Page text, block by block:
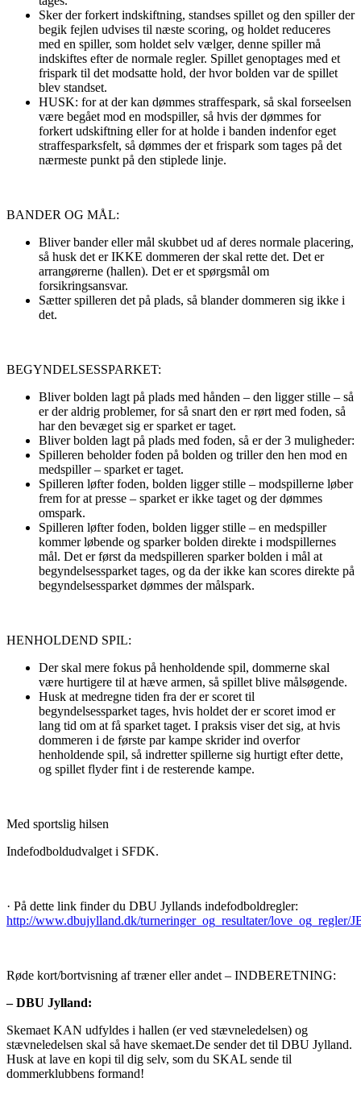
Sker der forkert indskiftning, standses spillet og den spiller der
begik fejlen udvises til næste scoring, og holdet reduceres
med en spiller, som holdet selv vælger, denne spiller må
indskiftes efter de normale regler. Spillet genoptages med et
frispark til det modsatte hold, der hvor bolden var de spillet
blev standset.
HUSK: for at der kan dømmes straffespark, så skal forseelsen
være begået mod en modspiller, så hvis der dømmes for
forkert udskiftning eller for at holde i banden indenfor eget
straffesparksfelt, så dømmes der et frispark som tages på det
nærmeste punkt på den stiplede linje.
BANDER OG MÅL:
Bliver bander eller mål skubbet ud af deres normale placering,
så husk det er IKKE dommeren der skal rette det. Det er
arrangørerne (hallen). Det er et spørgsmål om
forsikringsansvar.
Sætter spilleren det på plads, så blander dommeren sig ikke i
det.
BEGYNDELSESSPARKET:
Bliver bolden lagt på plads med hånden – den ligger stille – så
er der aldrig problemer, for så snart den er rørt med foden, så
har den bevæget sig er sparket er taget.
Bliver bolden lagt på plads med foden, så er der 3 muligheder:
Spilleren beholder foden på bolden og triller den hen mod en
medspiller – sparket er taget.
Spilleren løfter foden, bolden ligger stille – modspillerne løber
frem for at presse – sparket er ikke taget og der dømmes
omspark.
Spilleren løfter foden, bolden ligger stille – en medspiller
kommer løbende og sparker bolden direkte i modspillernes
mål. Det er først da medspilleren sparker bolden i mål at
begyndelsessparket tages, og da der ikke kan scores direkte på
begyndelsessparket dømmes der målspark.
HENHOLDEND SPIL:
Der skal mere fokus på henholdende spil, dommerne skal
være hurtigere til at hæve armen, så spillet blive målsøgende.
Husk at medregne tiden fra der er scoret til
begyndelsessparket tages, hvis holdet der er scoret imod er
lang tid om at få sparket taget. I praksis viser det sig, at hvis
dommeren i de første par kampe skrider ind overfor
henholdende spil, så indretter spillerne sig hurtigt efter dette,
og spillet flyder fint i de resterende kampe.
Med sportslig hilsen
Indefodboldudvalget i SFDK.
· På dette link finder du DBU Jyllands indefodboldregler:
http://www.dbujylland.dk/turneringer_og_resultater/love_og_regler/
Røde kort/bortvisning af træner eller andet – INDBERETNING:
– DBU Jylland:
Skemaet KAN udfyldes i hallen (er ved stævneledelsen) og
stævneledelsen skal så have skemaet.De sender det til DBU Jylland.
Husk at lave en kopi til dig selv, som du SKAL sende til
dommerklubbens formand!